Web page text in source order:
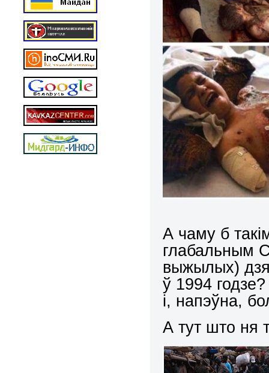
А чаму б
глабальным
выжылых)
ў 1994
і, напэўна,
А тут што ня